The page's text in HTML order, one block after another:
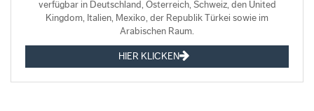
verfügbar in Deutschland, Österreich, Schweiz, den United
Kingdom, Italien, Mexiko, der Republik Türkei sowie im
Arabischen Raum.
HIER KLICKEN